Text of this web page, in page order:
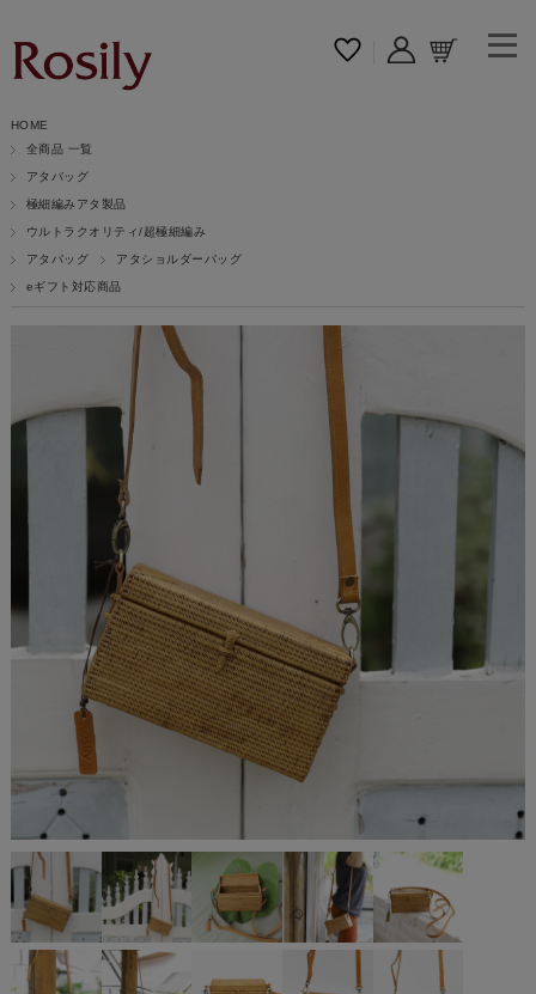
HOME
全商品 一覧
アタバッグ
極細編みアタ製品
ウルトラクオリティ/超極細編み
アタバッグ アタショルダーバッグ
eギフト対応商品